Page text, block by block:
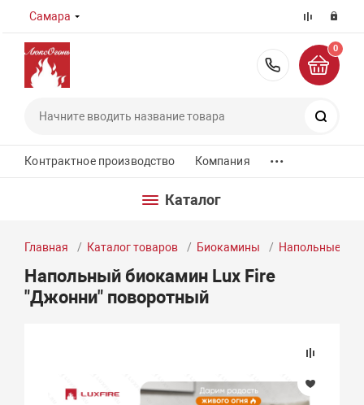
Самара
8 (800)
0
Контрактное производство Компания ...
Каталог
Главная Каталог товаров Биокамины Напольные
Напольный биокамин Lux Fire
"Джонни" поворотный